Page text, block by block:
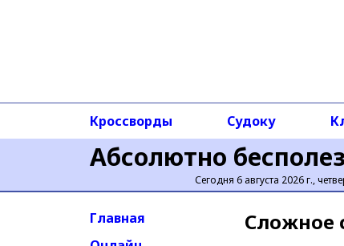
Абсолютно
Сегодня 6 августа 2026 г.,
Кроссворды Судоку
Главная
Сложное